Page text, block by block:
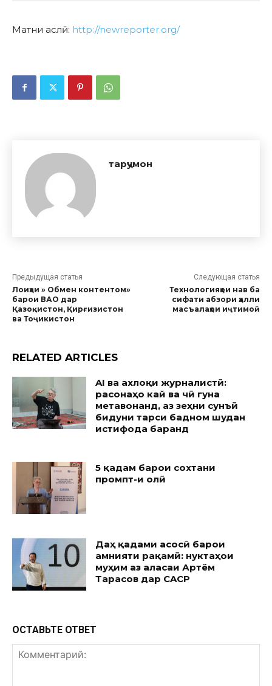
Матни аслӣ: http://newreporter.org/
тарҷумон
Предыдущая статья
Лоиҳаи » Обмен контентом»
барои ВАО дар
Қазоқистон, Қирғизистон
ва Тоҷикистон
Следующая статья
Технологияҳои нав ба
сифати абзори ҳалли
масъалаҳои иҷтимоӣ
RELATED ARTICLES
AI ва ахлоқи журналистӣ:
расонаҳо кай ва чӣ гуна
метавонанд, аз зеҳни сунъӣ
бидуни тарси бадном шудан
истифода баранд
5 қадам барои сохтани
промпт-и олӣ
Даҳ қадами асосӣ барои
амнияти рақамӣ: нуктаҳои
муҳим аз ҷаласаи Артём
Тарасов дар CACP
ОСТАВЬТЕ ОТВЕТ